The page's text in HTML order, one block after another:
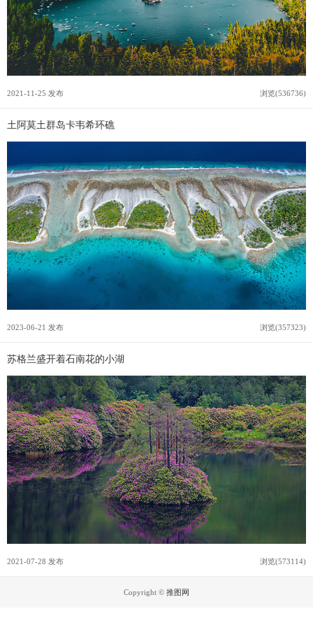
2021-11-25 发布 浏览(536736)
土阿莫土群岛卡韦希环礁
2023-06-21 发布 浏览(357323)
苏格兰盛开着石南花的小湖
2021-07-28 发布 浏览(573114)
Copyright © 推图网